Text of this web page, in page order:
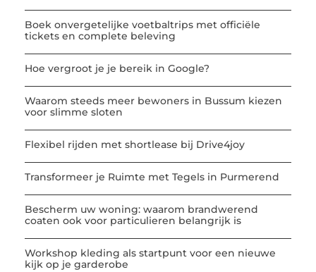
Boek onvergetelijke voetbaltrips met officiële
tickets en complete beleving
Hoe vergroot je je bereik in Google?
Waarom steeds meer bewoners in Bussum kiezen
voor slimme sloten
Flexibel rijden met shortlease bij Drive4joy
Transformeer je Ruimte met Tegels in Purmerend
Bescherm uw woning: waarom brandwerend
coaten ook voor particulieren belangrijk is
Workshop kleding als startpunt voor een nieuwe
kijk op je garderobe